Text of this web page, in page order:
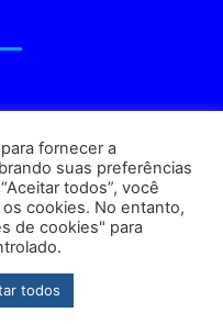
Cabo Frio – RJ, 28906-290
9h às 16h
fornecer a
suas preferências
todos”, você
cookies. No entanto,
de cookies" para
todos